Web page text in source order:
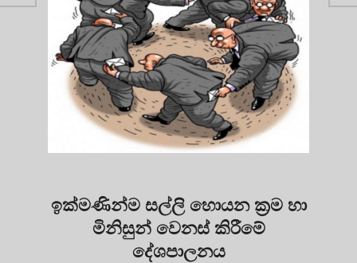
ඉක්මණින්ම සල්ලි හොයන ක්‍රම හා
මිනිසුන් වෙනස් කිරීමේ
දේශපාලනය